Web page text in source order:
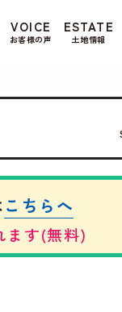
VOICE
お客様の声
ESTATE
土地情報
こちらへ
ます(無料)
様のプライ
ーポリシーを